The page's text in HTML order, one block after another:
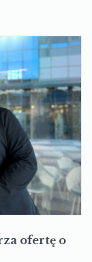
ofertę o